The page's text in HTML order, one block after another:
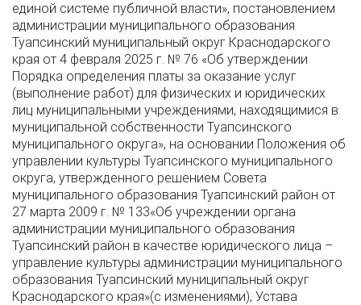
единой системе публичной власти», постановлением
администрации муниципального образования
Туапсинский муниципальный округ Краснодарского
края от 4 февраля 2025 г. № 76 «Об утверждении
Порядка определения платы за оказание услуг
(выполнение работ) для физических и юридических
лиц муниципальными учреждениями, находящимися в
муниципальной собственности Туапсинского
муниципального округа», на основании Положения об
управлении культуры Туапсинского муниципального
округа, утвержденного решением Совета
муниципального образования Туапсинский район от
27 марта 2009 г. № 133«Об учреждении органа
администрации муниципального образования
Туапсинский район в качестве юридического лица –
управление культуры администрации муниципального
образования Туапсинский муниципальный округ
Краснодарского края»(с изменениями), Устава